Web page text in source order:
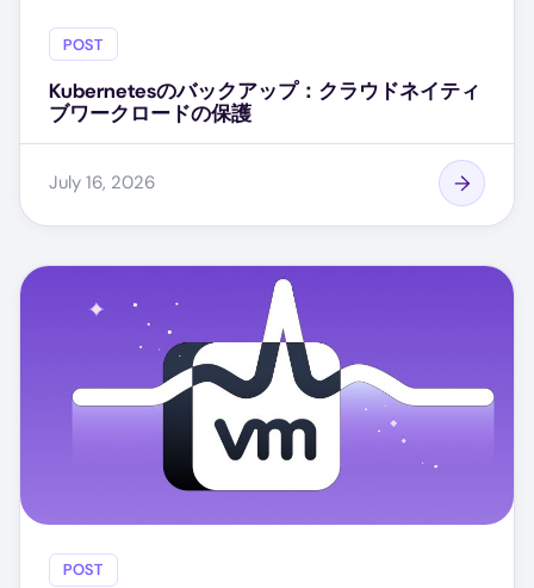
POST
Kubernetesのバックアップ：クラウドネイティ
ブワークロードの保護
July 16, 2026
POST